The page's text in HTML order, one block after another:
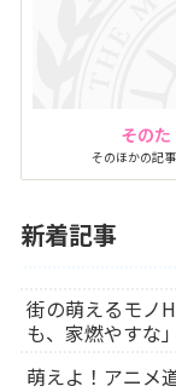
そのた
そのほかの記
新着記事
街の萌えるモノ
も、家燃やすな」
萌えよ！アニメ